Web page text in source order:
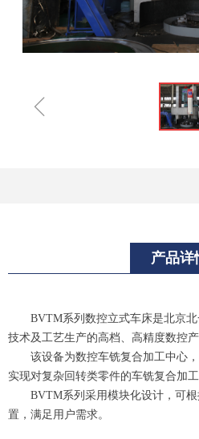
ꁆ
产品详
BVTM系列数控立式车床是北京
技术及工艺生产的高档、高精度数控产
该设备为数控车铣复合加工中心
实现对复杂回转类零件的车铣复合加工
BVTM系列采用模块化设计，可
置，满足用户需求。